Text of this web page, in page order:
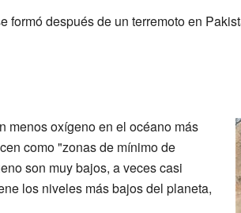
formó después de un terremoto en
menos oxígeno en el océano más
como "zonas de mínimo de
son muy bajos, a veces casi
los niveles más bajos del planeta,